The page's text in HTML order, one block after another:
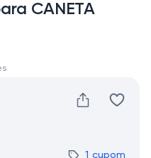
CANETA
1 cupom